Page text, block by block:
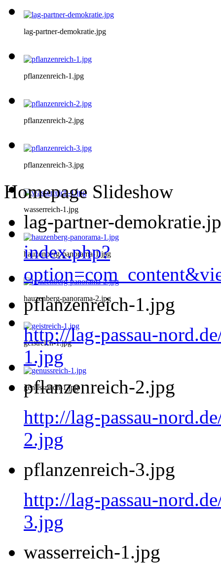
lag-partner-demokratie.jpg
pflanzenreich-1.jpg
pflanzenreich-2.jpg
pflanzenreich-3.jpg
wasserreich-1.jpg
hauzenberg-panorama-1.jpg
hauzenberg-panorama-2.jpg
geistreich-1.jpg
genussreich-1.jpg
Homepage Slideshow
lag-partner-
index.php?
pflanzenreich-1.jpg
http://lag-passau-
1.jpg
pflanzenreich-2.jpg
http://lag-passau-
2.jpg
pflanzenreich-3.jpg
http://lag-passau-
3.jpg
wasserreich-1.jpg